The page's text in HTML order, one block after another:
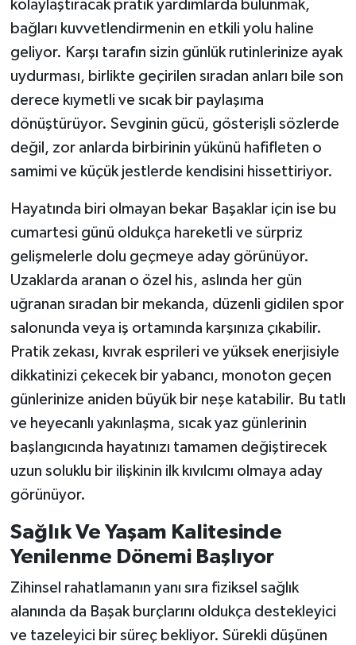
kolaylaştıracak pratik yardımlarda bulunmak,
bağları kuvvetlendirmenin en etkili yolu haline
geliyor. Karşı tarafın sizin günlük rutinlerinize ayak
uydurması, birlikte geçirilen sıradan anları bile son
derece kıymetli ve sıcak bir paylaşıma
dönüştürüyor. Sevginin gücü, gösterişli sözlerde
değil, zor anlarda birbirinin yükünü hafifleten o
samimi ve küçük jestlerde kendisini hissettiriyor.
Hayatında biri olmayan bekar Başaklar için ise bu
cumartesi günü oldukça hareketli ve sürpriz
gelişmelerle dolu geçmeye aday görünüyor.
Uzaklarda aranan o özel his, aslında her gün
uğranan sıradan bir mekanda, düzenli gidilen spor
salonunda veya iş ortamında karşınıza çıkabilir.
Pratik zekası, kıvrak esprileri ve yüksek enerjisiyle
dikkatinizi çekecek bir yabancı, monoton geçen
günlerinize aniden büyük bir neşe katabilir. Bu tatlı
ve heyecanlı yakınlaşma, sıcak yaz günlerinin
başlangıcında hayatınızı tamamen değiştirecek
uzun soluklu bir ilişkinin ilk kıvılcımı olmaya aday
görünüyor.
Sağlık Ve Yaşam Kalitesinde
Yenilenme Dönemi Başlıyor
Zihinsel rahatlamanın yanı sıra fiziksel sağlık
alanında da Başak burçlarını oldukça destekleyici
ve tazeleyici bir süreç bekliyor. Sürekli düşünen